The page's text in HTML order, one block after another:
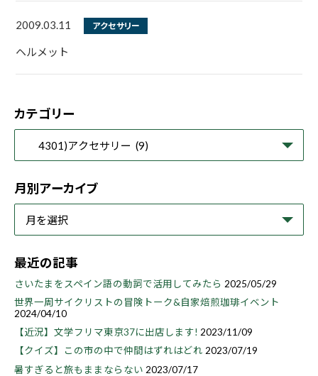
2009.03.11 アクセサリー
ヘルメット
カテゴリー
月別アーカイブ
最近の記事
さいたまをスペイン語の動詞で活用してみたら 2025/05/29
世界一周サイクリストの冒険トーク&自家焙煎珈琲イベント
2024/04/10
【近況】文学フリマ東京37に出店します! 2023/11/09
【クイズ】この市の中で仲間はずれはどれ 2023/07/19
暑すぎると旅もままならない 2023/07/17